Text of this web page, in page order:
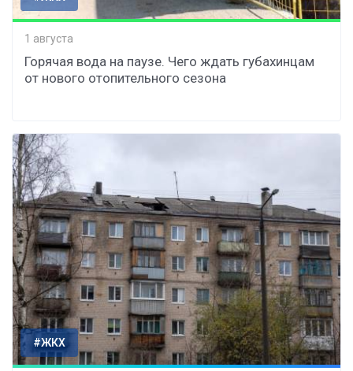
1 августа
Горячая вода на паузе. Чего ждать губахинцам
от нового отопительного сезона
#ЖКХ